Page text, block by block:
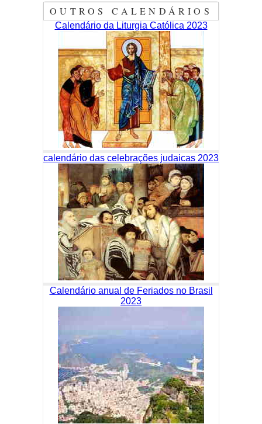
OUTROS CALENDÁRIOS
Calendário da Liturgia Católica 2023
calendário das celebrações judaicas 2023
Calendário anual de Feriados no Brasil
2023